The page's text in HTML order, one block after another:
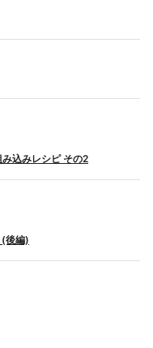
込みレシピ その2
後編)